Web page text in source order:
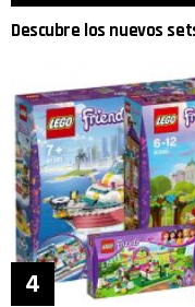
Descubre los nuevos